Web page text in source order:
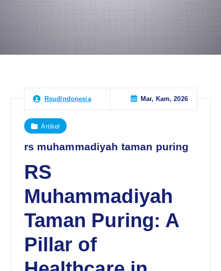
RsudIndonesia Mar, Kam, 2026
Artikel
rs muhammadiyah taman puring
RS
Muhammadiyah
Taman Puring: A
Pillar of